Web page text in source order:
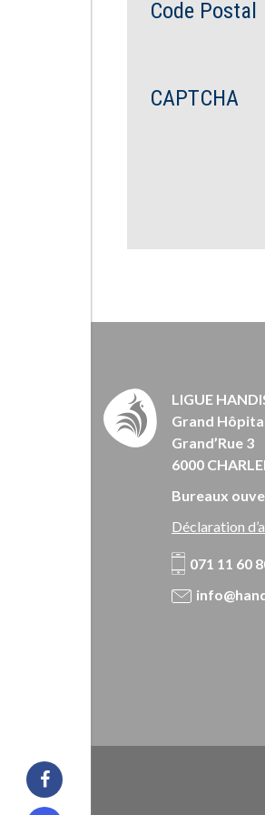
Facebook
Code Postal
CAPTCHA
LIGUE
Grand
Grand’Rue 3
6000
Bureaux
Déclaration
071 11 60